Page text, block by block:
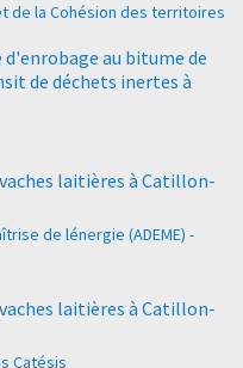
de la Cohésion des territoires
au bitume de
de déchets inertes à
laitières à Catillon-
de lénergie (ADEME) -
laitières à Catillon-
Catésis